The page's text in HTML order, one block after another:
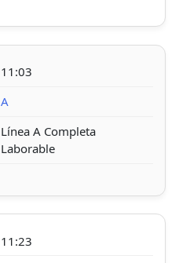
11:03
A
Línea A Completa
Laborable
11:23